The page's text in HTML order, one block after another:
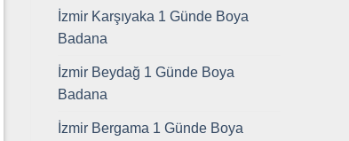
İzmir Karşıyaka 1 Günde Boya
Badana
İzmir Beydağ 1 Günde Boya
Badana
İzmir Bergama 1 Günde Boya